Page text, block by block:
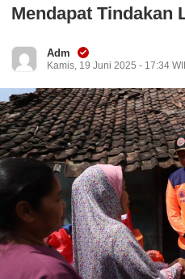
Mendapat Tindakan
Adm
Kamis, 19 Juni 2025 - 17:34